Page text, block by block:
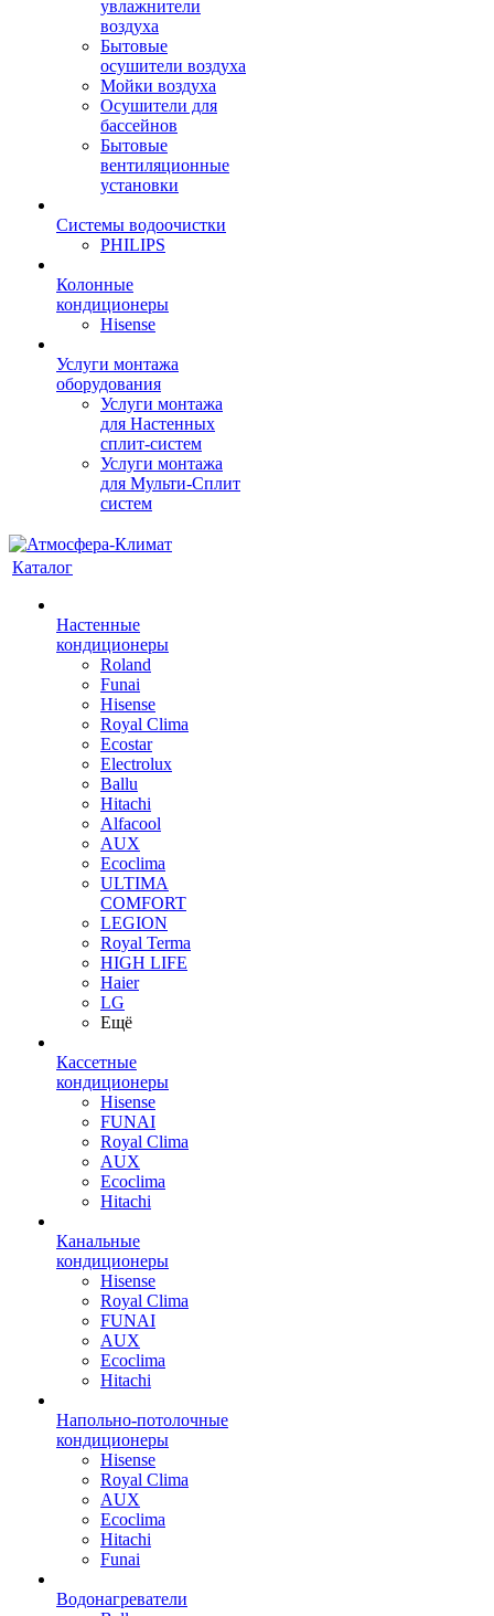
увлажнители
воздуха
Бытовые
осушители воздуха
Мойки воздуха
Осушители для
бассейнов
Бытовые
вентиляционные
установки
Системы водоочистки
PHILIPS
Колонные
кондиционеры
Hisense
Услуги монтажа
оборудования
Услуги монтажа
для Настенных
сплит-систем
Услуги монтажа
для Мульти-Сплит
систем
Каталог
Настенные
кондиционеры
Roland
Funai
Hisense
Royal Clima
Ecostar
Electrolux
Ballu
Hitachi
Alfacool
AUX
Ecoclima
ULTIMA
COMFORT
LEGION
Royal Terma
HIGH LIFE
Haier
LG
Ещё
Кассетные
кондиционеры
Hisense
FUNAI
Royal Clima
AUX
Ecoclima
Hitachi
Канальные
кондиционеры
Hisense
Royal Clima
FUNAI
AUX
Ecoclima
Hitachi
Напольно-потолочные
кондиционеры
Hisense
Royal Clima
AUX
Ecoclima
Hitachi
Funai
Водонагреватели